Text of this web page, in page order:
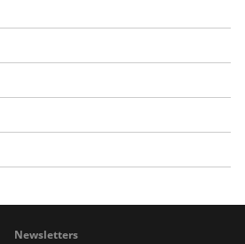
Newsletters